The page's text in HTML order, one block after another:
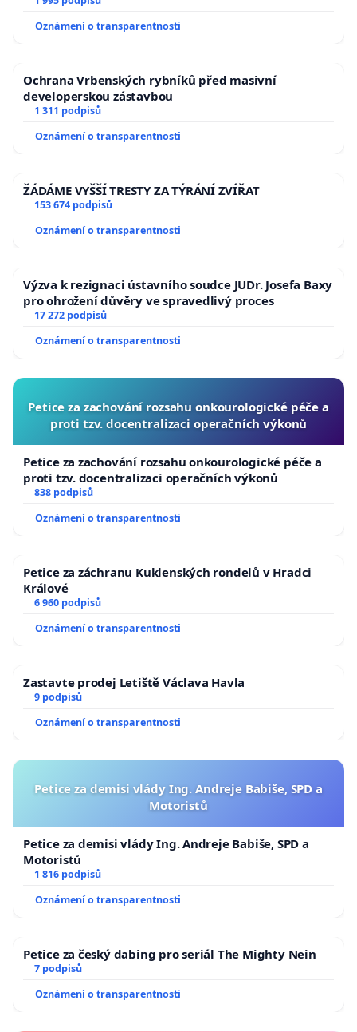
Oznámení o transparentnosti
Ochrana Vrbenských rybníků před masivní
developerskou zástavbou
1 311 podpisů
Oznámení o transparentnosti
ŽÁDÁME VYŠŠÍ TRESTY ZA TÝRÁNÍ ZVÍŘAT
153 674 podpisů
Oznámení o transparentnosti
Výzva k rezignaci ústavního soudce JUDr. Josefa Baxy
pro ohrožení důvěry ve spravedlivý proces
17 272 podpisů
Oznámení o transparentnosti
Petice za zachování rozsahu onkourologické péče a
proti tzv. docentralizaci operačních výkonů
Petice za zachování rozsahu onkourologické péče a
proti tzv. docentralizaci operačních výkonů
838 podpisů
Oznámení o transparentnosti
Petice za záchranu Kuklenských rondelů v Hradci
Králové
6 960 podpisů
Oznámení o transparentnosti
Zastavte prodej Letiště Václava Havla
9 podpisů
Oznámení o transparentnosti
Petice za demisi vlády Ing. Andreje Babiše, SPD a
Motoristů
Petice za demisi vlády Ing. Andreje Babiše, SPD a
Motoristů
1 816 podpisů
Oznámení o transparentnosti
Petice za český dabing pro seriál The Mighty Nein
7 podpisů
Oznámení o transparentnosti